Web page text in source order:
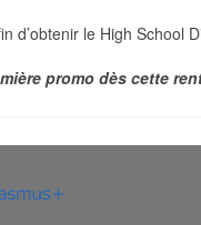
d’obtenir le High School
promo dès cette